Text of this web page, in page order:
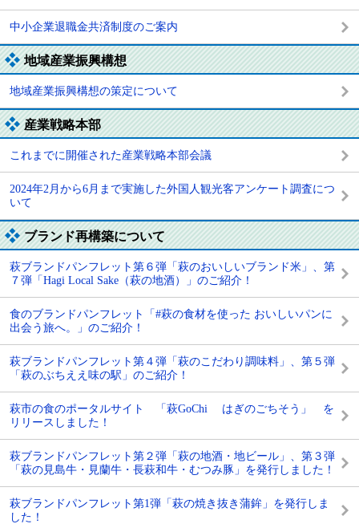
中小企業退職金共済制度のご案内
地域産業振興構想
地域産業振興構想の策定について
産業戦略本部
これまでに開催された産業戦略本部会議
2024年2月から6月まで実施した外国人観光客アンケート調査につ
いて
ブランド再構築について
萩ブランドパンフレット第６弾「萩のおいしいブランド米」、第
７弾「Hagi Local Sake（萩の地酒）」のご紹介！
食のブランドパンフレット「#萩の食材を使った おいしいパンに
出会う旅へ。」のご紹介！
萩ブランドパンフレット第４弾「萩のこだわり調味料」、第５弾
「萩のぶちええ味の駅」のご紹介！
萩市の食のポータルサイト 「萩GoChi はぎのごちそう」 を
リリースしました！
萩ブランドパンフレット第２弾「萩の地酒・地ビール」、第３弾
「萩の見島牛・見蘭牛・長萩和牛・むつみ豚」を発行しました！
萩ブランドパンフレット第1弾「萩の焼き抜き蒲鉾」を発行しま
した！